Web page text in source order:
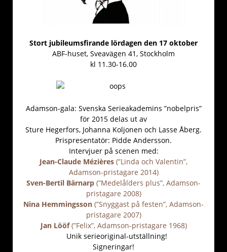
Stort jubileumsfirande lördagen den 17 oktober
ABF-huset, Sveavägen 41, Stockholm
kl 11.30-16.00
Adamson-gala: Svenska Serieakademins ”nobelpris”
för 2015 delas ut av
Sture Hegerfors, Johanna Koljonen och Lasse Åberg.
Prispresentatör: Pidde Andersson.
Intervjuer på scenen med:
Jean-Claude Mézières (”Linda och Valentin”,
Adamson-pristagare 2014)
Sven-Bertil Bärnarp (”Medelålders plus”, Adamson-
pristagare 2008)
Nina Hemmingsson (”Snyggast på festen”, Adamson-
pristagare 2007)
Jan Lööf(”Felix”, Adamson-pristagare 1968)
Unik serieoriginal-utställning!
Signeringar!